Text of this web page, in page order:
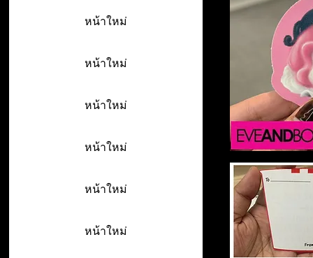
หน้าใหม่
หน้าใหม่
หน้าใหม่
หน้าใหม่
หน้าใหม่
หน้าใหม่